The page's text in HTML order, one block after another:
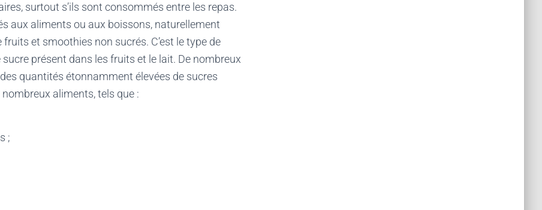
surtout s’ils sont consommés entre les repas.
aux aliments ou aux boissons, naturellement
et smoothies non sucrés. C’est le type de
présent dans les fruits et le lait. De nombreux
quantités étonnamment élevées de sucres
aliments, tels que :
;